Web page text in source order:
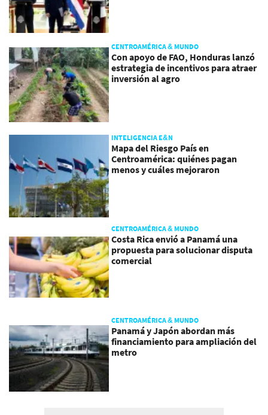
CENTROAMÉRICA & MUNDO
Con apoyo de FAO, Honduras lanzó
estrategia de incentivos para atraer
inversión al agro
INTELIGENCIA E&N
Mapa del Riesgo País en
Centroamérica: quiénes pagan
menos y cuáles mejoraron
CENTROAMÉRICA & MUNDO
Costa Rica envió a Panamá una
propuesta para solucionar disputa
comercial
CENTROAMÉRICA & MUNDO
Panamá y Japón abordan más
financiamiento para ampliación del
metro